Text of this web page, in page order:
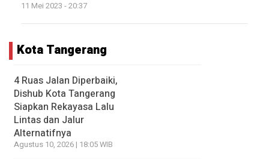
11 Mei 2023 - 20:37
Kota Tangerang
4 Ruas Jalan Diperbaiki,
Dishub Kota Tangerang
Siapkan Rekayasa Lalu
Lintas dan Jalur
Alternatifnya
Agustus 10, 2026 | 18:05 WIB